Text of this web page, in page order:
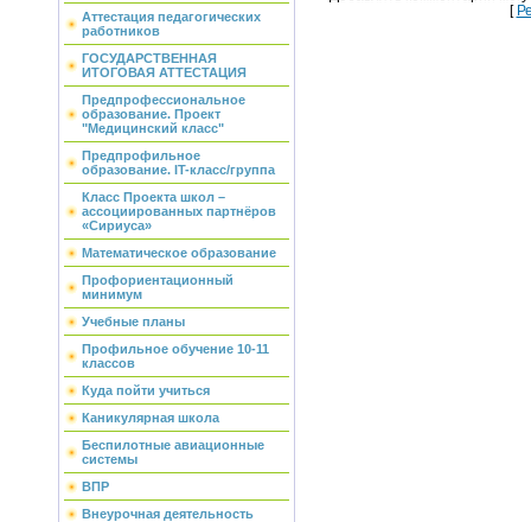
Аттестация педагогических
работников
ГОСУДАРСТВЕННАЯ
ИТОГОВАЯ АТТЕСТАЦИЯ
Предпрофессиональное
образование. Проект
"Медицинский класс"
Предпрофильное
образование. IT-класс/группа
Класс Проекта школ –
ассоциированных партнёров
«Сириуса»
Математическое образование
Профориентационный
минимум
Учебные планы
Профильное обучение 10-11
классов
Куда пойти учиться
Каникулярная школа
Беспилотные авиационные
системы
ВПР
Внеурочная деятельность
[